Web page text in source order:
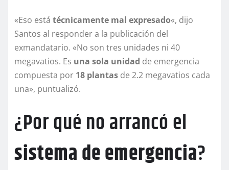
«Eso está técnicamente mal expresado«, dijo
Santos al responder a la publicación del
exmandatario. «No son tres unidades ni 40
megavatios. Es una sola unidad de emergencia
compuesta por 18 plantas de 2.2 megavatios cada
una», puntualizó.
¿Por qué no arrancó el
sistema de emergencia?